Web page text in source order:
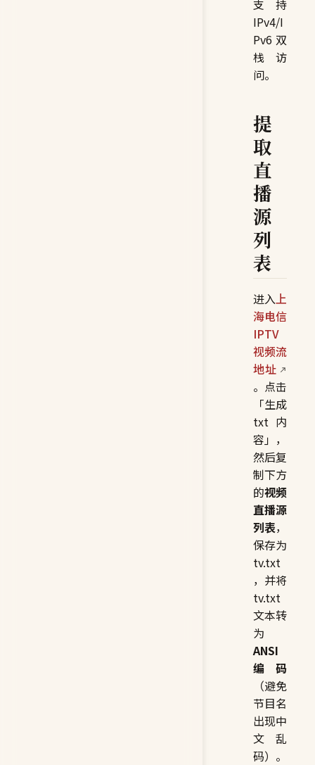
支持
IPv4/I
Pv6 双
栈访
问。
提
取
直
播
源
列
表
进入 上
海电信
IPTV
视频流
地址
。点击
「生成
txt 内
容」，
然后复
制下方
的视频
直播源
列表，
保存为
tv.txt
，并将
tv.txt
文本转
为
ANSI
编码
（避免
节目名
出现中
文乱
码）。